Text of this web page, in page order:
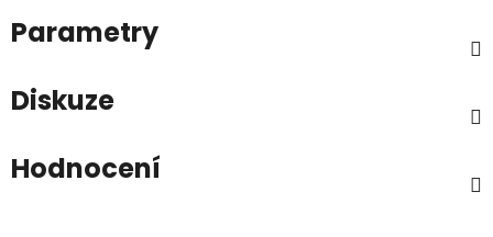
Parametry
Diskuze
Hodnocení